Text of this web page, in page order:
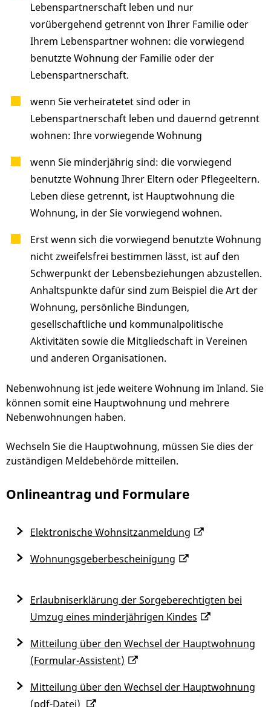
Lebenspartnerschaft leben und nur
vorübergehend getrennt von Ihrer Familie oder
Ihrem Lebenspartner wohnen: die vorwiegend
benutzte Wohnung der Familie oder der
Lebenspartnerschaft.
wenn Sie verheiratetet sind oder in
Lebenspartnerschaft leben und dauernd getrennt
wohnen: Ihre vorwiegende Wohnung
wenn Sie minderjährig sind: die vorwiegend
benutzte Wohnung Ihrer Eltern oder Pflegeeltern.
Leben diese getrennt, ist Hauptwohnung die
Wohnung, in der Sie vorwiegend wohnen.
Erst wenn sich die vorwiegend benutzte Wohnung
nicht zweifelsfrei bestimmen lässt, ist auf den
Schwerpunkt der Lebensbeziehungen abzustellen.
Anhaltspunkte dafür sind zum Beispiel die Art der
Wohnung, persönliche Bindungen,
gesellschaftliche und kommunalpolitische
Aktivitäten sowie die Mitgliedschaft in Vereinen
und anderen Organisationen.
Nebenwohnung ist jede weitere Wohnung im Inland. Sie
können somit eine Hauptwohnung und mehrere
Nebenwohnungen haben.
Wechseln Sie die Hauptwohnung, müssen Sie dies der
zuständigen Meldebehörde mitteilen.
Onlineantrag und Formulare
Elektronische Wohnsitzanmeldung
Wohnungsgeberbescheinigung
Erlaubniserklärung der Sorgeberechtigten bei
Umzug eines minderjährigen Kindes
Mitteilung über den Wechsel der Hauptwohnung
(Formular-Assistent)
Mitteilung über den Wechsel der Hauptwohnung
(pdf-Datei)